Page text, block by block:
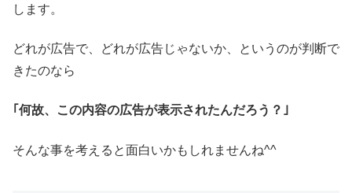
します。
どれが広告で、どれが広告じゃないか、というのが判断で
きたのなら
｢何故、この内容の広告が表示されたんだろう？｣
そんな事を考えると面白いかもしれませんね^^